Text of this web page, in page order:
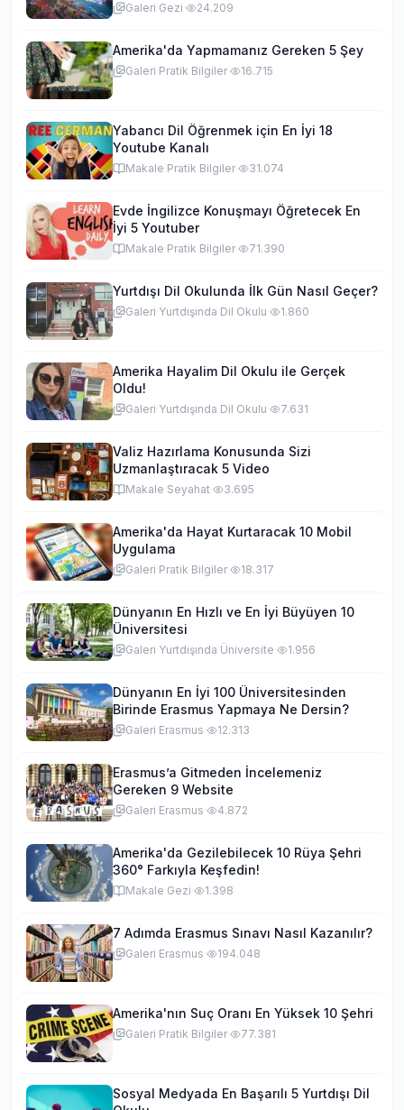
Galeri Gezi 24.209
Amerika'da Yapmamanız Gereken 5 Şey
Galeri Pratik Bilgiler 16.715
Yabancı Dil Öğrenmek için En İyi 18
Youtube Kanalı
Makale Pratik Bilgiler 31.074
Evde İngilizce Konuşmayı Öğretecek En
İyi 5 Youtuber
Makale Pratik Bilgiler 71.390
Yurtdışı Dil Okulunda İlk Gün Nasıl Geçer?
Galeri Yurtdışında Dil Okulu 1.860
Amerika Hayalim Dil Okulu ile Gerçek
Oldu!
Galeri Yurtdışında Dil Okulu 7.631
Valiz Hazırlama Konusunda Sizi
Uzmanlaştıracak 5 Video
Makale Seyahat 3.695
Amerika'da Hayat Kurtaracak 10 Mobil
Uygulama
Galeri Pratik Bilgiler 18.317
Dünyanın En Hızlı ve En İyi Büyüyen 10
Üniversitesi
Galeri Yurtdışında Üniversite 1.956
Dünyanın En İyi 100 Üniversitesinden
Birinde Erasmus Yapmaya Ne Dersin?
Galeri Erasmus 12.313
Erasmus’a Gitmeden İncelemeniz
Gereken 9 Website
Galeri Erasmus 4.872
Amerika'da Gezilebilecek 10 Rüya Şehri
360° Farkıyla Keşfedin!
Makale Gezi 1.398
7 Adımda Erasmus Sınavı Nasıl Kazanılır?
Galeri Erasmus 194.048
Amerika'nın Suç Oranı En Yüksek 10 Şehri
Galeri Pratik Bilgiler 77.381
Sosyal Medyada En Başarılı 5 Yurtdışı Dil